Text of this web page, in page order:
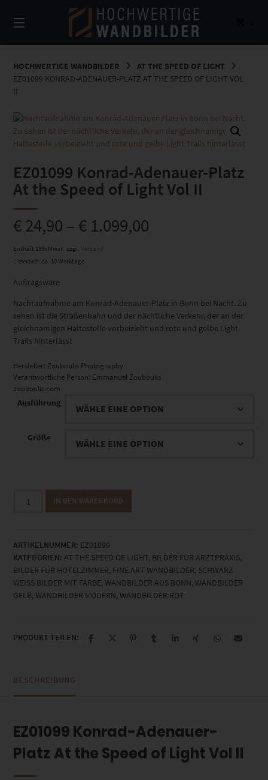
zum
Inhalt
HOCHWERTIGE WANDBILDER
AT THE SPEED OF LIGHT
EZ01099 KONRAD-ADENAUER-PLATZ AT THE SPEED OF LIGHT VOL
II
EZ01099 Konrad-Adenauer-Platz
At the Speed of Light Vol II
€24,90 – € 1.099,00
Enthält 19% Mwst. zzgl. Versand
Lieferzeit: ca. 10 Werktage
Auftragsware
Nachtaufnahme am Konrad-Adenauer-Platz in Bonn bei Nacht. Zu
sehen ist die Straßenbahn und der nächtliche Verkehr, der an der
gleichnamigen Haltestelle vorbeizieht und rote und gelbe Light
Trails hinterlässt
Hersteller: Zouboulis Photography
Verantwortliche Person: Emmanuel Zouboulis
zouboulis.com
Ausführung
Größe
Konrad-
At
the
Speed
of
Light
Menge
IN DEN WARENKORB
ARTIKELNUMMER: EZ01099
KATEGORIEN: AT THE SPEED OF LIGHT, BILDER FÜR ARZTPRAXIS,
BILDER FÜR HOTELZIMMER, FINE ART WANDBILDER, SCHWARZ
WEISS BILDER MIT FARBE , WANDBILDER AUS BONN, WANDBILDER
GELB, WANDBILDER MODERN, WANDBILDER ROT
PRODUKT TEILEN:
BESCHREIBUNG
EZ01099 Konrad-Adenauer-
Platz At the Speed of Light Vol II